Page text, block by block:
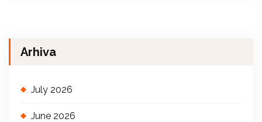
Arhiva
July 2026
June 2026